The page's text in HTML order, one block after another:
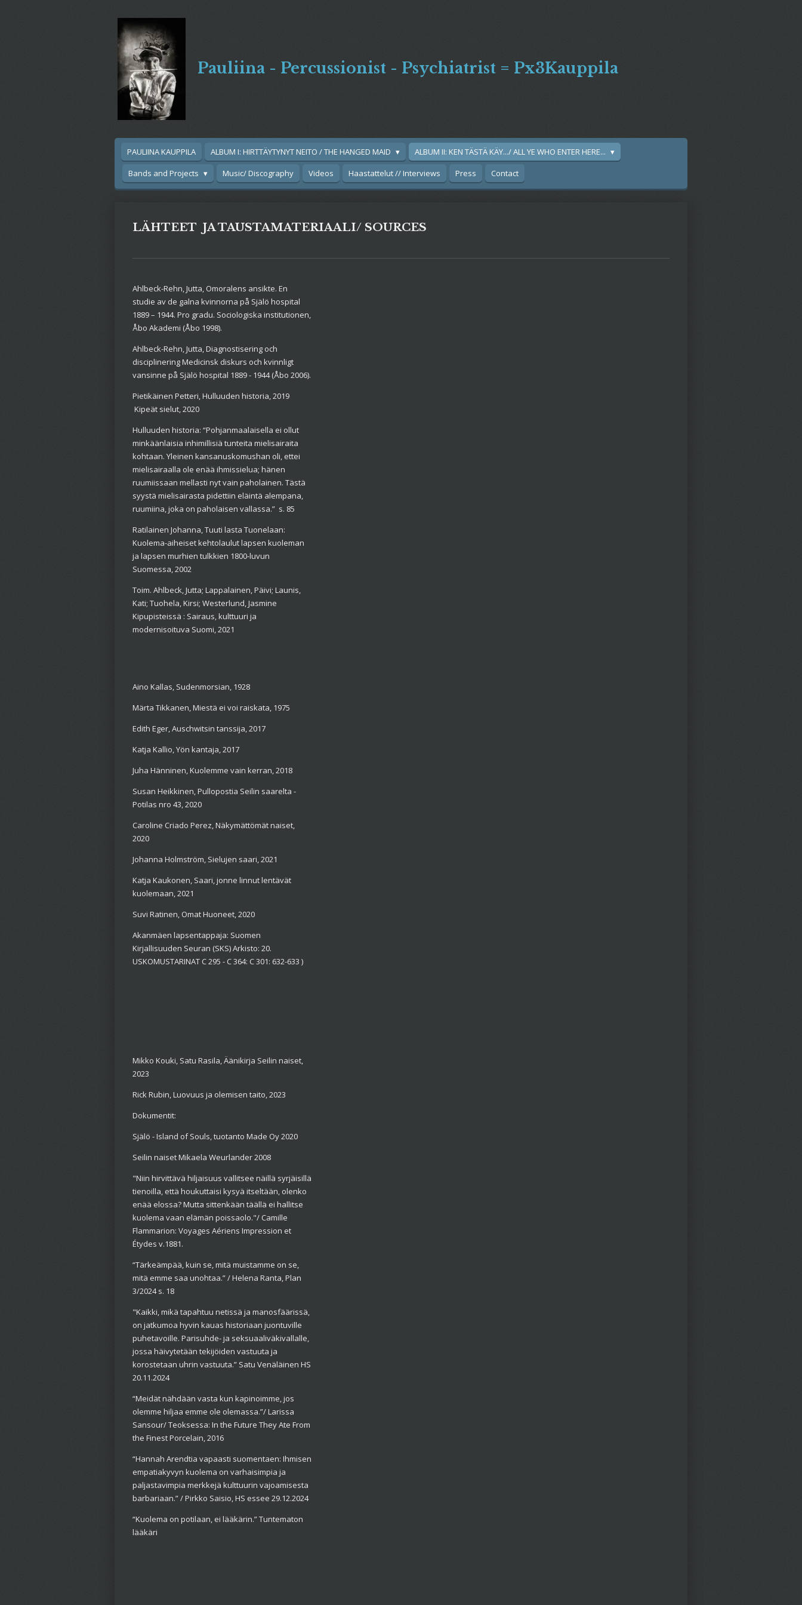
Pauliina - Percussionist - Psychiatrist = Px3Kauppila
PAULIINA KAUPPILA ALBUM I: HIRTTÄYTYNYT NEITO / THE HANGED MAID
ALBUM II: KEN TÄSTÄ KÄY.../ ALL YE WHO ENTER HERE...
Bands and Projects
Music/ Discography Videos Haastattelut // Interviews Press Contact
LÄHTEET JA TAUSTAMATERIAALI/ SOURCES
Ahlbeck-Rehn, Jutta, Omoralens ansikte. En
studie av de galna kvinnorna på Själö hospital
1889 – 1944. Pro gradu. Sociologiska institutionen,
Åbo Akademi (Åbo 1998).
Ahlbeck-Rehn, Jutta, Diagnostisering och
disciplinering Medicinsk diskurs och kvinnligt
vansinne på Själö hospital 1889 - 1944 (Åbo 2006).
Pietikäinen Petteri, Hulluuden historia, 2019
Kipeät sielut, 2020
Hulluuden historia: “Pohjanmaalaisella ei ollut
minkäänlaisia inhimillisiä tunteita mielisairaita
kohtaan. Yleinen kansanuskomushan oli, ettei
mielisairaalla ole enää ihmissielua; hänen
ruumiissaan mellasti nyt vain paholainen. Tästä
syystä mielisairasta pidettiin eläintä alempana,
ruumiina, joka on paholaisen vallassa.” s. 85
Ratilainen Johanna, Tuuti lasta Tuonelaan:
Kuolema-aiheiset kehtolaulut lapsen kuoleman
ja lapsen murhien tulkkien 1800-luvun
Suomessa, 2002
Toim. Ahlbeck, Jutta; Lappalainen, Päivi; Launis,
Kati; Tuohela, Kirsi; Westerlund, Jasmine
Kipupisteissä : Sairaus, kulttuuri ja
modernisoituva Suomi, 2021
Aino Kallas, Sudenmorsian, 1928
Märta Tikkanen, Miestä ei voi raiskata, 1975
Edith Eger, Auschwitsin tanssija, 2017
Katja Kallio, Yön kantaja, 2017
Juha Hänninen, Kuolemme vain kerran, 2018
Susan Heikkinen, Pullopostia Seilin saarelta -
Potilas nro 43, 2020
Caroline Criado Perez, Näkymättömät naiset,
2020
Johanna Holmström, Sielujen saari, 2021
Katja Kaukonen, Saari, jonne linnut lentävät
kuolemaan, 2021
Suvi Ratinen, Omat Huoneet, 2020
Akanmäen lapsentappaja: Suomen
Kirjallisuuden Seuran (SKS) Arkisto: 20.
USKOMUSTARINAT C 295 - C 364: C 301: 632-633 )
Mikko Kouki, Satu Rasila, Äänikirja Seilin naiset,
2023
Rick Rubin, Luovuus ja olemisen taito, 2023
Dokumentit:
Själö - Island of Souls, tuotanto Made Oy 2020
Seilin naiset Mikaela Weurlander 2008
"Niin hirvittävä hiljaisuus vallitsee näillä syrjäisillä
tienoilla, että houkuttaisi kysyä itseltään, olenko
enää elossa? Mutta sittenkään täällä ei hallitse
kuolema vaan elämän poissaolo."/ Camille
Flammarion: Voyages Aériens Impression et
Étydes v.1881.
“Tärkeämpää, kuin se, mitä muistamme on se,
mitä emme saa unohtaa.” /Helena Ranta, Plan
3/2024 s. 18
"Kaikki, mikä tapahtuu netissä ja manosfäärissä,
on jatkumoa hyvin kauas historiaan juontuville
puhetavoille. Parisuhde- ja seksuaaliväkivallalle,
jossa häivytetään tekijöiden vastuuta ja
korostetaan uhrin vastuuta.” Satu Venäläinen HS
20.11.2024
“Meidät nähdään vasta kun kapinoimme, jos
olemme hiljaa emme ole olemassa.”/Larissa
Sansour/ Teoksessa: In the Future They Ate From
the Finest Porcelain, 2016
“Hannah Arendtia vapaasti suomentaen: Ihmisen
empatiakyvyn kuolema on varhaisimpia ja
paljastavimpia merkkejä kulttuurin vajoamisesta
barbariaan.” /Pirkko Saisio, HS essee 29.12.2024
“Kuolema on potilaan, ei lääkärin.” Tuntematon
lääkäri